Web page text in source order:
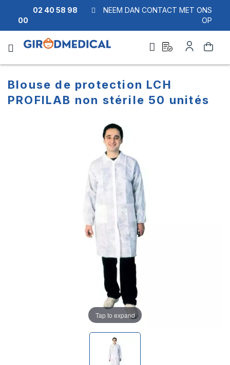
02 40 58 98
00
NEEM DAN CONTACT MET ONS
OP
Zoek
quote
Blouse de protection LCH
PROFILAB non stérile 50 unités
Tap to expand